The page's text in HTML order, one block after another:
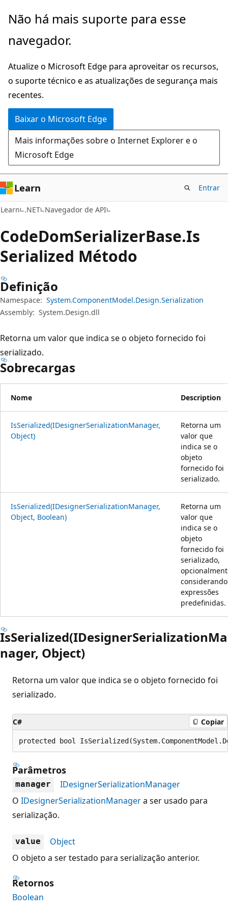
Pular
o
principal
Ignore
passe
a
navegação
na
página
Não há mais suporte para esse
navegador.
Atualize o Microsoft Edge para aproveitar os recursos,
o suporte técnico e as atualizações de segurança mais
recentes.
Baixar o Microsoft Edge
Mais informações sobre o Internet Explorer e o
Microsoft Edge
Learn Entrar
Learn .NET Navegador de API
CodeDomSerializerBase.Is
Serialized Método
Definição
Namespace: System.ComponentModel.Design.Serialization
Assembly: System.Design.dll
Retorna um valor que indica se o objeto fornecido foi
serializado.
Sobrecargas
Nome Description
IsSerialized(IDesignerSerializationManager,
Object)
Retorna um
valor que
indica se o
objeto
fornecido foi
serializado.
IsSerialized(IDesignerSerializationManager,
Object, Boolean)
Retorna um
valor que
indica se o
objeto
fornecido foi
serializado,
considerando
expressões
predefinidas.
IsSerialized(IDesignerSerializationMa
nager, Object)
Retorna um valor que indica se o objeto fornecido foi
serializado.
C# Copiar
protected bool
Parâmetros
manager
IDesignerSerializationManager
O IDesignerSerializationManagera ser usado para
serialização.
value
Object
O objeto a ser testado para serialização anterior.
Retornos
Boolean